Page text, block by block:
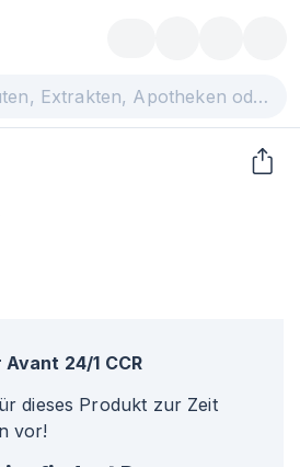
Avant 24/1 CCR
dieses Produkt zur Zeit
vor!